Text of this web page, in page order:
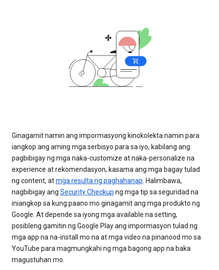
Ginagamit namin ang impormasyong kinokolekta namin para
iangkop ang aming mga serbisyo para sa iyo, kabilang ang
pagbibigay ng mga naka-customize at naka-personalize na
experience at rekomendasyon, kasama ang mga bagay tulad
ng content, atmga resulta ng paghahanap . Halimbawa,
nagbibigay ang Security Checkup ng mga tip sa seguridad na
iniangkop sa kung paano mo ginagamit ang mga produkto ng
Google. At depende sa iyong mga available na setting,
posibleng gamitin ng Google Play ang impormasyon tulad ng
mga app na na-install mo na at mga video na pinanood mo sa
YouTube para magmungkahi ng mga bagong app na baka
magustuhan mo.